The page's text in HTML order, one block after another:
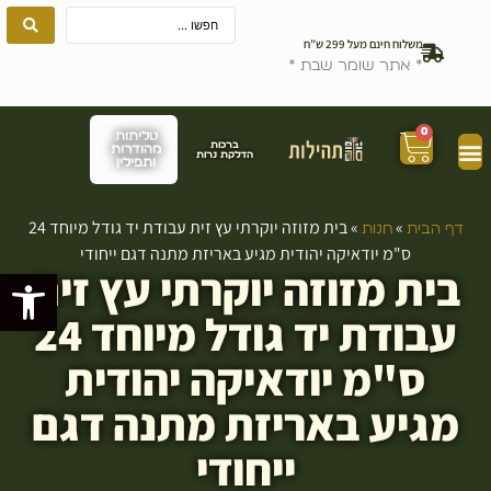
פתח
משלוח חינם מעל 299 ש”ח
* אתר שומר שבת *
ברכות
הדלקת נרות
טליתות
מהודרות
ותפילין
0
דף הבית »חנות »
בית מזוזה יוקרתי עץ זית עבודת יד גודל מיוחד 24
ס"מ יודאיקה יהודית מגיע באריזת מתנה דגם ייחודי
בית מזוזה יוקרתי עץ זית
עבודת יד גודל מיוחד 24
ס"מ יודאיקה יהודית
מגיע באריזת מתנה דגם
ייחודי